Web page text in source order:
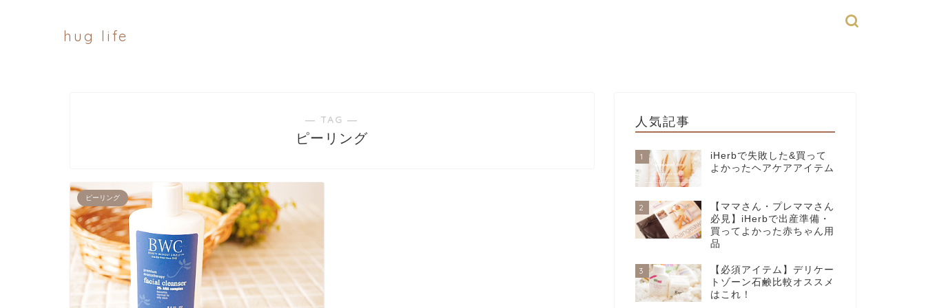
hug life
― TAG ―
ピーリング
ピーリング
人気記事
1
iHerbで失敗した&買って
よかったヘアケアアイテム
2
【ママさん・プレママさん
必見】iHerbで出産準備・
買ってよかった赤ちゃん用
品
3
【必須アイテム】デリケー
トゾーン石鹸比較オススメ
はこれ！